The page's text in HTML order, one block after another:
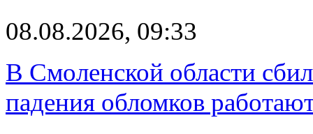
08.08.2026, 09:33
В Смоленской области
падения обломков